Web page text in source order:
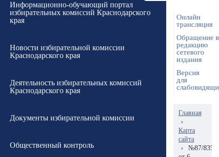
Информационно-обучающий портал
избирательных комиссий Краснодарского
края
Новости избирательной комиссии
Краснодарского края
Деятельность избирательных комиссий
Краснодарского края
Документы избирательной комиссии
Общественный контроль
Онлайн
трансляция
Обращение в
редакцию
сетевого
издания
Версия
для
Главная
›
Карта
сайта
›
№87/835